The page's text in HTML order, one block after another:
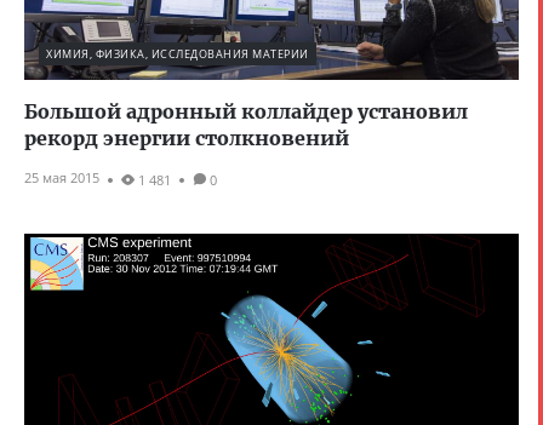
ХИМИЯ, ФИЗИКА, ИССЛЕДОВАНИЯ МАТЕРИИ
Большой адронный коллайдер установил
рекорд энергии столкновений
25 мая 2015 1 481 0